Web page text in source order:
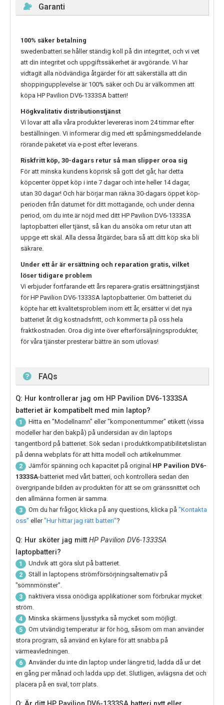
Garanti
100% säker betalning
swedenbatteri.se håller ständig koll på din integritet, och vi vet
att din integritet och uppgiftssäkerhet är avgörande. Vi har
vidtagit alla nödvändiga åtgärder för att säkerställa att din
shoppingupplevelse är 100% säker och Du är välkommen att
köpa HP Pavilion DV6-1333SA batteri!
Högkvalitativ distributionstjänst
Vi lovar att alla våra produkter levereras inom 24 timmar efter
beställningen. Vi informerar dig med ett spårningsmeddelande
rörande paketet via e-post efter leverans.
Riskfritt köp, 30-dagars retur så man slipper oroa sig
För att minska kundens köprisk så gott det går, har detta
köpcenter öppet köp i inte 7 dagar och inte heller 14 dagar,
utan 30 dagar! Och här börjar man räkna 30-dagars öppet köp-
perioden från datumet för ditt mottagande, och under denna
period, om du inte är nöjd med ditt HP Pavilion DV6-1333SA
laptopbatteri eller tjänst, så kan du ansöka om retur utan att
uppge ett skäl. Alla dessa åtgärder, bara så att ditt köp ska bli
säkrare.
Under ett år är ersättning och reparation gratis, vilket
löser tidigare problem
Vi erbjuder fortfarande ett års reparera-gratis ersättningstjänst
förHP Pavilion DV6-1333SA laptopbatterier. Om batteriet du
köpte har ett kvalitetsproblem inom ett år, ersätter vi det nya
batteriet åt dig kostnadsfritt, och kommer ta på oss hela
fraktkostnaden. Oroa dig inte över efterförsäljningsprodukter,
för våra tjänster presterar bättre än som utlovas!
FAQs
Q: Hur kontrollerar jag om HP Pavilion DV6-1333SA
batteriet är kompatibelt med min laptop?
1
Hitta en "Modellnamn" eller "komponentummer" etikett (vissa
modeller har den bakpå) på undersidan av din laptops
tangentbord på batteriet. Sök sedan i produktkompatibilitetslistan
på denna webplats för att hitta modell och artikelnummer.
2 Jämför spänning och kapacitet på original HP Pavilion DV6-
1333SA-batteriet med vårt batteri, och kontrollera sedan den
övergripande bilden av produkten för att se om gränssnittet och
den allmänna formen är samma.
3 Om du har frågor, klicka på any questions, klicka på "Kontakta
oss" eller"Hur hittar jag rätt batteri"?
Q: Hur sköter jag mitt HP Pavilion DV6-1333SA
laptopbatteri?
1 Undvik att göra slut på batteriet.
2
Ställ in laptopens strömförsörjningsalternativ på
"sömnmönster".
3
naktivera vissa onödiga applikationer som förbrukar mycket
ström.
4 Minska skärmens ljusstyrka så mycket som möjligt.
5
Om utvändig temperatur är för hög, såsom om man använder
stora program, så använd en kylare för att snabba på
värmeavledningen.
6
Använder du inte din laptop under längre tid, ladda då ur det
en gång per månad och ladda upp det. Slutligen, avlägsna det och
placera på en sval, torr plats.